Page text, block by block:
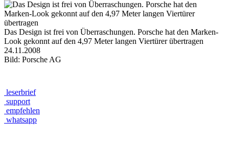
Das Design ist frei von Überraschungen. Porsche hat den Marken-
Look gekonnt auf den 4,97 Meter langen Viertürer übertragen
24.11.2008
Bild: Porsche AG
leserbrief
support
empfehlen
whatsapp